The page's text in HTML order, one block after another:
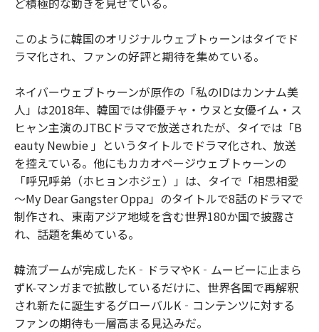
このように韓国のオリジナルウェブトゥーンはタイでド
ラマ化され、ファンの好評と期待を集めている。
ネイバーウェブトゥーンが原作の「私のIDはカンナム美
人」は2018年、韓国では俳優チャ・ウヌと女優イム・ス
ヒャン主演のJTBCドラマで放送されたが、タイでは「B
eauty Newbie 」というタイトルでドラマ化され、放送
を控えている。他にもカカオページウェブトゥーンの
「呼兄呼弟（ホヒョンホジェ）」は、タイで「相思相愛
～My Dear Gangster Oppa」のタイトルで8話のドラマで
制作され、東南アジア地域を含む世界180か国で披露さ
れ、話題を集めている。
韓流ブームが完成したK‐ドラマやK‐ムービーに止まら
ずK-マンガまで拡散しているだけに、世界各国で再解釈
され新たに誕生するグローバルK‐コンテンツに対する
ファンの期待も一層高まる見込みだ。